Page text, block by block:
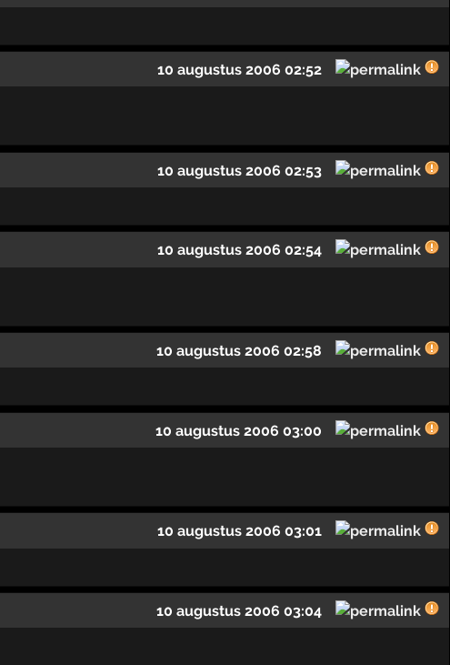
10 augustus 2006 02:52
10 augustus 2006 02:53
10 augustus 2006 02:54
10 augustus 2006 02:58
10 augustus 2006 03:00
10 augustus 2006 03:01
10 augustus 2006 03:04